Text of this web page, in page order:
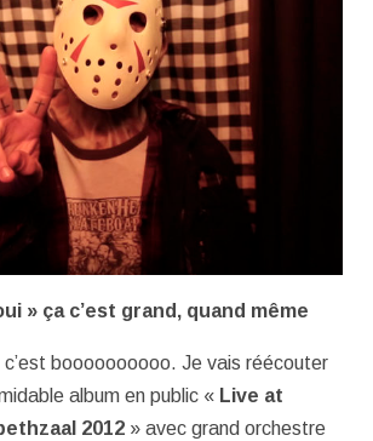
» ça c’est grand, quand même
c’est boooooooooo. Je vais réécouter
album en public « Live at
2012 » avec grand orchestre